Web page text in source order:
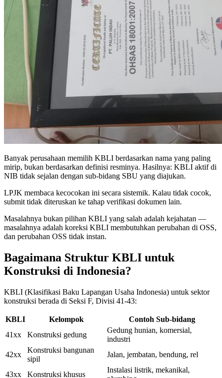
Banyak perusahaan memilih KBLI berdasarkan nama yang paling
mirip, bukan berdasarkan definisi resminya. Hasilnya: KBLI aktif di
NIB tidak sejalan dengan sub-bidang SBU yang diajukan.
LPJK membaca kecocokan ini secara sistemik. Kalau tidak cocok,
submit tidak diteruskan ke tahap verifikasi dokumen lain.
Masalahnya bukan pilihan KBLI yang salah adalah kejahatan —
masalahnya adalah koreksi KBLI membutuhkan perubahan di OSS,
dan perubahan OSS tidak instan.
Bagaimana Struktur KBLI untuk
Konstruksi di Indonesia?
KBLI (Klasifikasi Baku Lapangan Usaha Indonesia) untuk sektor
konstruksi berada di Seksi F, Divisi 41-43:
KBLI Kelompok
Contoh Sub-bidang
41xx
Konstruksi gedung
Gedung hunian, komersial,
industri
42xx
Konstruksi bangunan
sipil
Jalan, jembatan, bendung, rel
43xx Konstruksi khusus
Instalasi listrik, mekanikal,